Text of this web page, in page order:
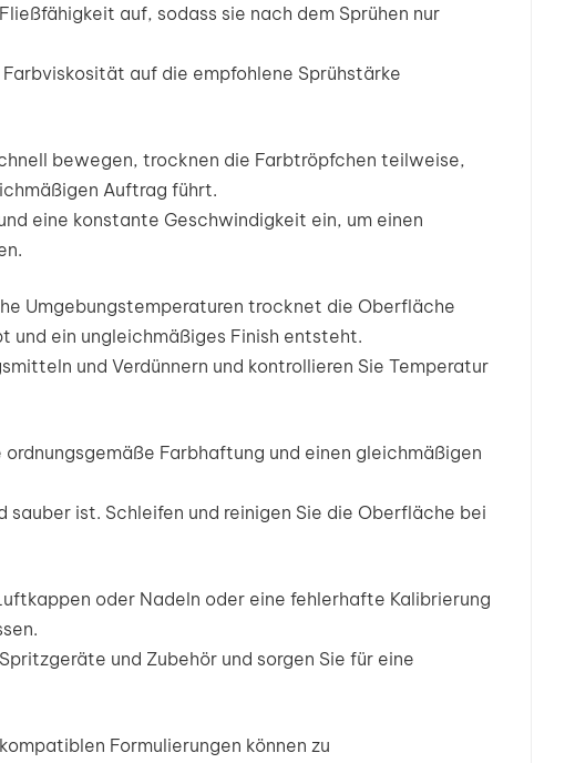
auf, sodass sie nach dem Sprühen nur
auf die empfohlene Sprühstärke
bewegen, trocknen die Farbtröpfchen teilweise,
Auftrag führt.
eine konstante Geschwindigkeit ein, um einen
Umgebungstemperaturen trocknet die Oberfläche
und ein ungleichmäßiges Finish entsteht.
und Verdünnern und kontrollieren Sie Temperatur
Farbhaftung und einen gleichmäßigen
ist. Schleifen und reinigen Sie die Oberfläche bei
oder Nadeln oder eine fehlerhafte Kalibrierung
und Zubehör und sorgen Sie für eine
Formulierungen können zu